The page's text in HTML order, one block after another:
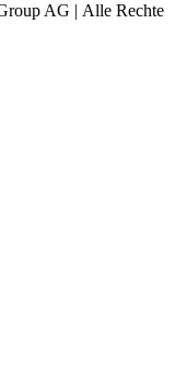
AG | Alle Rechte